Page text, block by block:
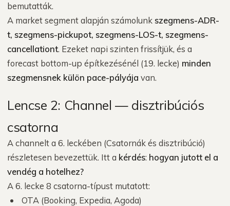
bemutatták.
A market segment alapján számolunkszegmens-ADR-
t, szegmens-pickupot, szegmens-LOS-t, szegmens-
cancellationt. Ezeket napi szinten frissítjük, és a
forecast bottom-up építkezésénél (19. lecke) minden
szegmensnek külön pace-pályája van.
Lencse 2: Channel — disztribúciós
csatorna
A channelt a 6. leckében (Csatornák és disztribúció)
részletesen bevezettük. Itt a kérdés: hogyan jutott el a
vendég a hotelhez?
A 6. lecke 8 csatorna-típust mutatott:
OTA (Booking, Expedia, Agoda)